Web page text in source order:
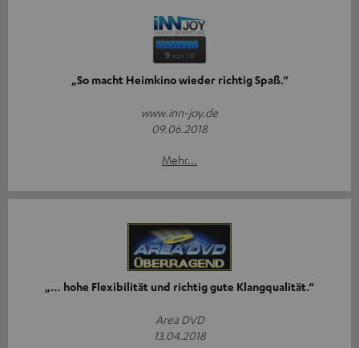
„So macht Heimkino wieder richtig Spaß.“
www.inn-joy.de
09.06.2018
Mehr...
„… hohe Flexibilität und richtig gute Klangqualität.“
Area DVD
13.04.2018